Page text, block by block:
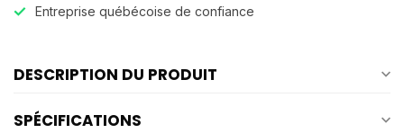
Entreprise québécoise de confiance
DESCRIPTION DU PRODUIT
SPÉCIFICATIONS